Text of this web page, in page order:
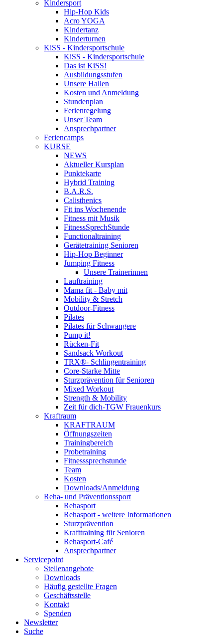
Kindersport
Hip-Hop Kids
Acro YOGA
Kindertanz
Kinderturnen
KiSS - Kindersportschule
KiSS - Kindersportschule
Das ist KiSS!
Ausbildungsstufen
Unsere Hallen
Kosten und Anmeldung
Stundenplan
Ferienregelung
Unser Team
Ansprechpartner
Feriencamps
KURSE
NEWS
Aktueller Kursplan
Punktekarte
Hybrid Training
B.A.R.S.
Calisthenics
Fit ins Wochenende
Fitness mit Musik
FitnessSprechStunde
Functionaltraining
Gerätetraining Senioren
Hip-Hop Beginner
Jumping Fitness
Unsere Trainerinnen
Lauftraining
Mama fit - Baby mit
Mobility & Stretch
Outdoor-Fitness
Pilates
Pilates für Schwangere
Pump it!
Rücken-Fit
Sandsack Workout
TRX®- Schlingentraining
Core-Starke Mitte
Sturzprävention für Senioren
Mixed Workout
Strength & Mobility
Zeit für dich-TGW Frauenkurs
Kraftraum
KRAFTRAUM
Öffnungszeiten
Trainingbereich
Probetraining
Fitnesssprechstunde
Team
Kosten
Downloads/Anmeldung
Reha- und Präventionssport
Rehasport
Rehasport - weitere Informationen
Sturzprävention
Krafttraining für Senioren
Rehasport-Café
Ansprechpartner
Servicepoint
Stellenangebote
Downloads
Häufig gestellte Fragen
Geschäftsstelle
Kontakt
Spenden
Newsletter
Suche